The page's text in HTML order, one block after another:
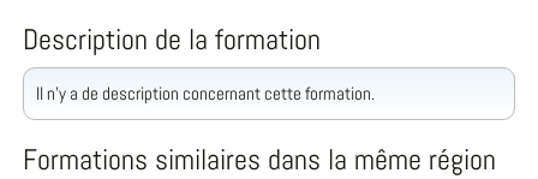
Description de la formation
Il n'y a de description concernant cette formation.
Formations similaires dans la même région